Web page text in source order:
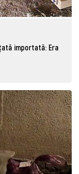
importată: Era